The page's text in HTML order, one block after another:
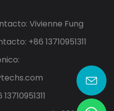
Vivienne Fung
+86 13710951311